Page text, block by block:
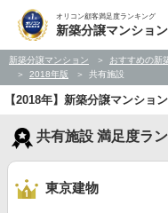
オリコン顧客満足度ランキング
新築分譲マンショ
新築分譲マンション
おすすめの新
2018年版
共有施設
【2018年】新築分譲マンショ
共有施設 満足度ラ
東京建物